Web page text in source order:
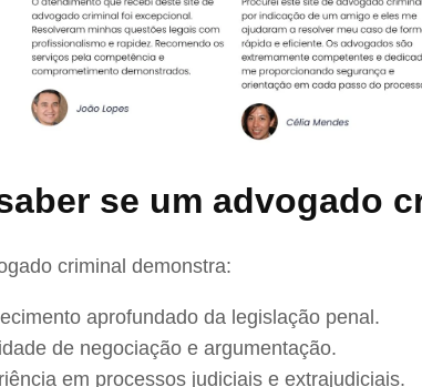
se um advogado
criminal demonstra:
aprofundado da legislação penal.
de negociação e argumentação.
em processos judiciais e extrajudiciais.